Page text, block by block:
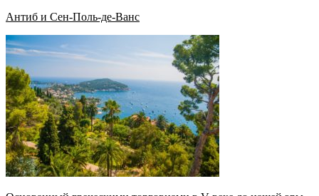
Антиб и Сен-Поль-де-Ванс